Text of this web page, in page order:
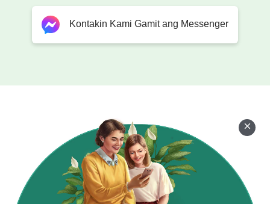
ngunit sa pamamagitan ng mga salita mula sa bibig
ng Diyos.
Ang salita ng Diyos lamang ang nagbibigay ng
Tanging ang Kanyang salita
ang maaaring magbigay ng liwanag sa tao,
itinuturo ang paraan ng pagsasagawa.
Kontakin Kami Gamit ang Messenger